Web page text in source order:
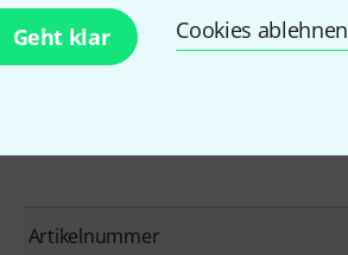
Geht klar Cookies ablehnen
Artikelnummer